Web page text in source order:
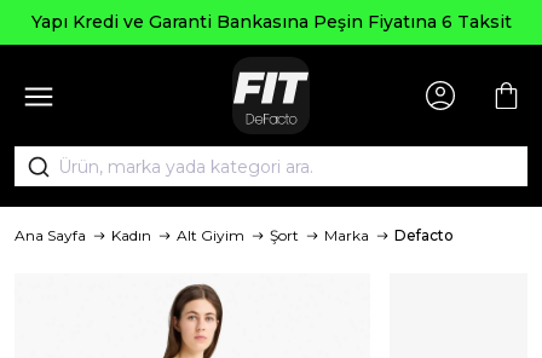
Yapı Kredi ve Garanti Bankasına Peşin Fiyatına 6 Taksit
Ana Sayfa Kadın Alt Giyim Şort Marka Defacto